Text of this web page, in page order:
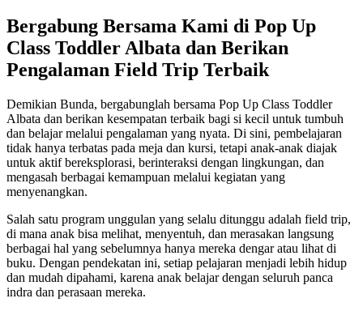
Bergabung Bersama Kami di Pop Up
Class Toddler Albata dan Berikan
Pengalaman Field Trip Terbaik
Demikian Bunda, bergabunglah bersama Pop Up Class Toddler
Albata dan berikan kesempatan terbaik bagi si kecil untuk tumbuh
dan belajar melalui pengalaman yang nyata. Di sini, pembelajaran
tidak hanya terbatas pada meja dan kursi, tetapi anak-anak diajak
untuk aktif bereksplorasi, berinteraksi dengan lingkungan, dan
mengasah berbagai kemampuan melalui kegiatan yang
menyenangkan.
Salah satu program unggulan yang selalu ditunggu adalah field trip,
di mana anak bisa melihat, menyentuh, dan merasakan langsung
berbagai hal yang sebelumnya hanya mereka dengar atau lihat di
buku. Dengan pendekatan ini, setiap pelajaran menjadi lebih hidup
dan mudah dipahami, karena anak belajar dengan seluruh panca
indra dan perasaan mereka.